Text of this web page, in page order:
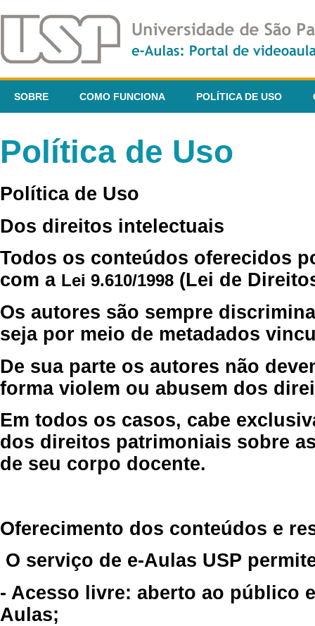
SOBRE COMO FUNCIONA POLÍTICA DE USO
Política de Uso
Política de Uso
Dos direitos intelectuais
Todos os conteúdos oferecidos
com a Lei 9.610/1998 (Lei de
Os autores são sempre
seja por meio de metadados
De sua parte os autores não
forma violem ou abusem dos
Em todos os casos, cabe
dos direitos patrimoniais sobre
de seu corpo docente.
Oferecimento dos conteúdos e
O serviço de e-Aulas USP
- Acesso livre: aberto ao público
Aulas;